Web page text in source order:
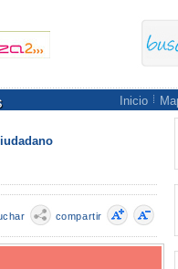
Inicio
compartir